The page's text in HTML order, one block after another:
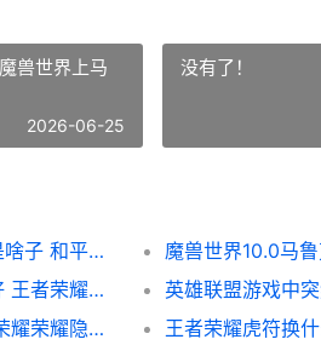
兽世界上马
2026-06-25
没有了！
与平精英观战端对手可见判断机制是啥子 和平精英观战模式在哪下载
王者荣耀荣耀荣耀典藏皮肤换哪个好 王者荣耀荣耀荣耀水晶保底多少
王者荣耀荣耀隐藏机关如何玩 王者荣耀荣耀隐藏是怎么回事
王者荣耀虎符换